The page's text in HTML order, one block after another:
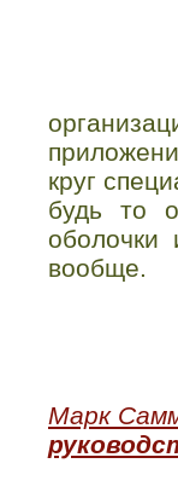
круг
будь то
оболочки
вообще.
Марк